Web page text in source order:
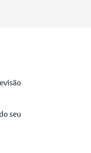
seu